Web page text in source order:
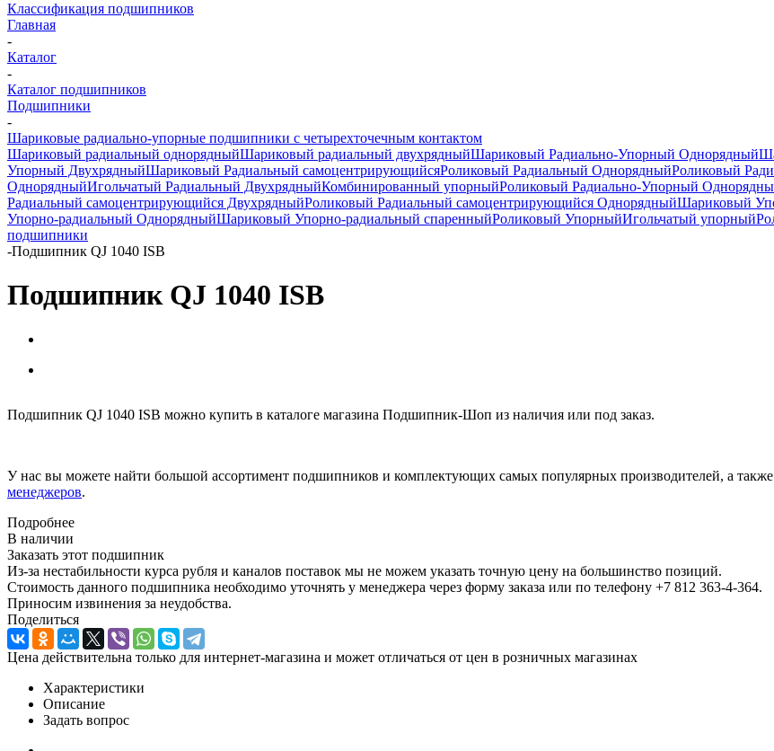
Классификация подшипников
Главная
-
Каталог
-
Каталог подшипников
Подшипники
-
Шариковые радиально-упорные подшипники с четырехточечным контактом
Шариковый радиальный однорядныйШариковый радиальный двухрядныйШариковый Радиально-Упорный Однорядный
Упорный ДвухрядныйШариковый Радиальный самоцентрирующийсяРоликовый Радиальный ОднорядныйРоликовый
ОднорядныйИгольчатый Радиальный ДвухрядныйКомбинированный упорныйРоликовый Радиально-Упорный
Радиальный самоцентрирующийся ДвухрядныйРоликовый Радиальный самоцентрирующийся ОднорядныйШариковый
Упорно-радиальный ОднорядныйШариковый Упорно-радиальный спаренныйРоликовый УпорныйИгольчатый упорный
подшипники
-Подшипник QJ 1040 ISB
Подшипник QJ 1040 ISB
Подшипник QJ 1040 ISB можно купить в каталоге магазина Подшипник-Шоп из наличия или под заказ.
У нас вы можете найти большой ассортимент подшипников и комплектующих самых популярных производителей, а
менеджеров.
Подробнее
В наличии
Заказать этот подшипник
Из-за нестабильности курса рубля и каналов поставок мы не можем указать точную цену на большинство позиций.
Стоимость данного подшипника необходимо уточнять у менеджера через форму заказа или по телефону +7 812 363-4-364.
Приносим извинения за неудобства.
Поделиться
Цена действительна только для интернет-магазина и может отличаться от цен в розничных магазинах
Характеристики
Описание
Задать вопрос